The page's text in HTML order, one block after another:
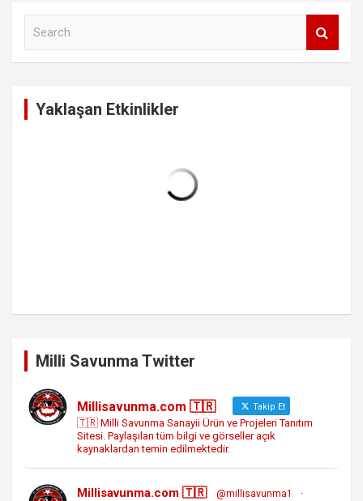
Yaklaşan Etkinlikler
Milli Savunma Twitter
Millisavunma.com 🇹🇷 Takip Et
🇹🇷 Milli Savunma Sanayii Ürün ve Projeleri Tanıtım
Sitesi. Paylaşılan tüm bilgi ve görseller açık
kaynaklardan temin edilmektedir.
Millisavunma.com 🇹🇷 @millisavunma1
·